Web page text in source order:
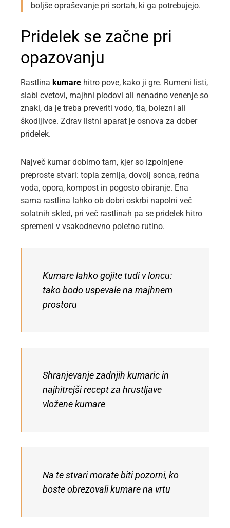
boljše opraševanje pri sortah, ki ga potrebujejo.
Pridelek se začne pri
opazovanju
Rastlina kumare hitro pove, kako ji gre. Rumeni listi,
slabi cvetovi, majhni plodovi ali nenadno venenje so
znaki, da je treba preveriti vodo, tla, bolezni ali
škodljivce. Zdrav listni aparat je osnova za dober
pridelek.
Največ kumar dobimo tam, kjer so izpolnjene
preproste stvari: topla zemlja, dovolj sonca, redna
voda, opora, kompost in pogosto obiranje. Ena
sama rastlina lahko ob dobri oskrbi napolni več
solatnih skled, pri več rastlinah pa se pridelek hitro
spremeni v vsakodnevno poletno rutino.
Kumare lahko gojite tudi v loncu:
tako bodo uspevale na majhnem
prostoru
Shranjevanje zadnjih kumaric in
najhitrejši recept za hrustljave
vložene kumare
Na te stvari morate biti pozorni, ko
boste obrezovali kumare na vrtu